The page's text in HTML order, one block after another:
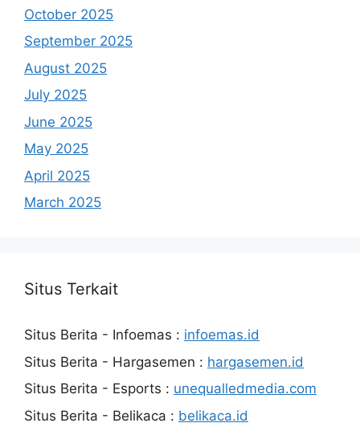
October 2025
September 2025
August 2025
July 2025
June 2025
May 2025
April 2025
March 2025
Situs Terkait
Situs Berita - Infoemas : infoemas.id
Situs Berita - Hargasemen : hargasemen.id
Situs Berita - Esports : unequalledmedia.com
Situs Berita - Belikaca : belikaca.id